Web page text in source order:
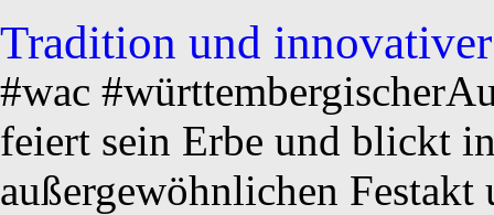
Tradition und
#wac
feiert sein Erbe und blickt
außergewöhnlichen